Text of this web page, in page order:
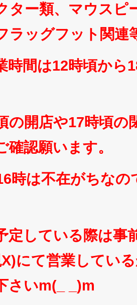
ター類、マウスピ
ラッグフット関連
時間は12時頃から
の開店や17時頃の
確認願います。
時は不在がちなの
定している際は事
にて営業してい
さいm(_ _)m